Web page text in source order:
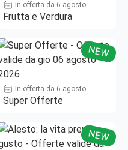
In offerta da 6 agosto
Frutta e Verdura
NEW
In offerta da 6 agosto
Super Offerte
NEW